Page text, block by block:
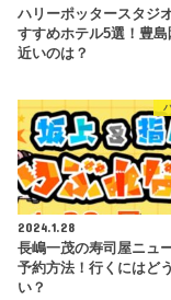
ハリーポッタースタジ
すすめホテル5選！豊島
近いのは？
2024.1.28
長嶋一茂の寿司屋ニュ
予約方法！行くにはど
い？